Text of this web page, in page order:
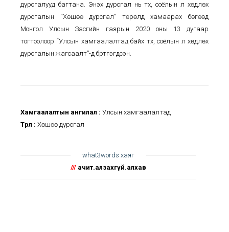
дурсгалууд багтана. Энэхүү дурсгал нь түүх, соёлын үл хөдлөх
дурсгалын “Хөшөө дурсгал” төрөлд хамаарах бөгөөд
Монгол Улсын Засгийн газрын 2020 оны 13 дугаар
тогтоолоор “Улсын хамгаалалтад байх түүх, соёлын үл хөдлөх
дурсгалын жагсаалт”-д бүртгэгдсэн.
Хамгаалалтын ангилал : Улсын хамгаалалтад
Төрөл : Хөшөө дурсгал
what3words хаяг
/// ачит.алзахгүй.алхав